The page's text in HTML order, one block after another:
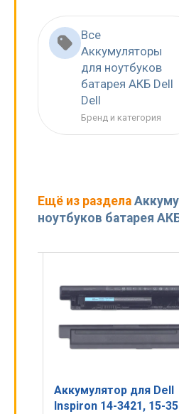
Все
Аккумуляторы
для ноутбуков
батарея АКБ Dell
Dell
Бренд и категория
Ещё из раздела
ноутбуков батарея АКБ
Аккумулятор для Dell
Inspiron 14-3421, 15-